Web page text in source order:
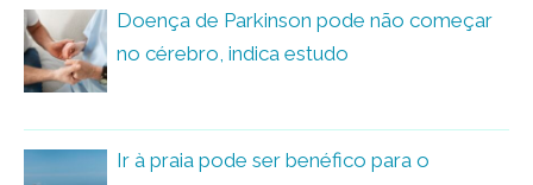
Doença de Parkinson pode não começar
no cérebro, indica estudo
Ir à praia pode ser benéfico para o